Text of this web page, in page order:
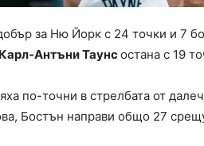
за Ню Йорк с 24 точки и 7
Карл-Антъни Таунсостана с 19
по-точни в стрелбата от
Бостън направи общо 27